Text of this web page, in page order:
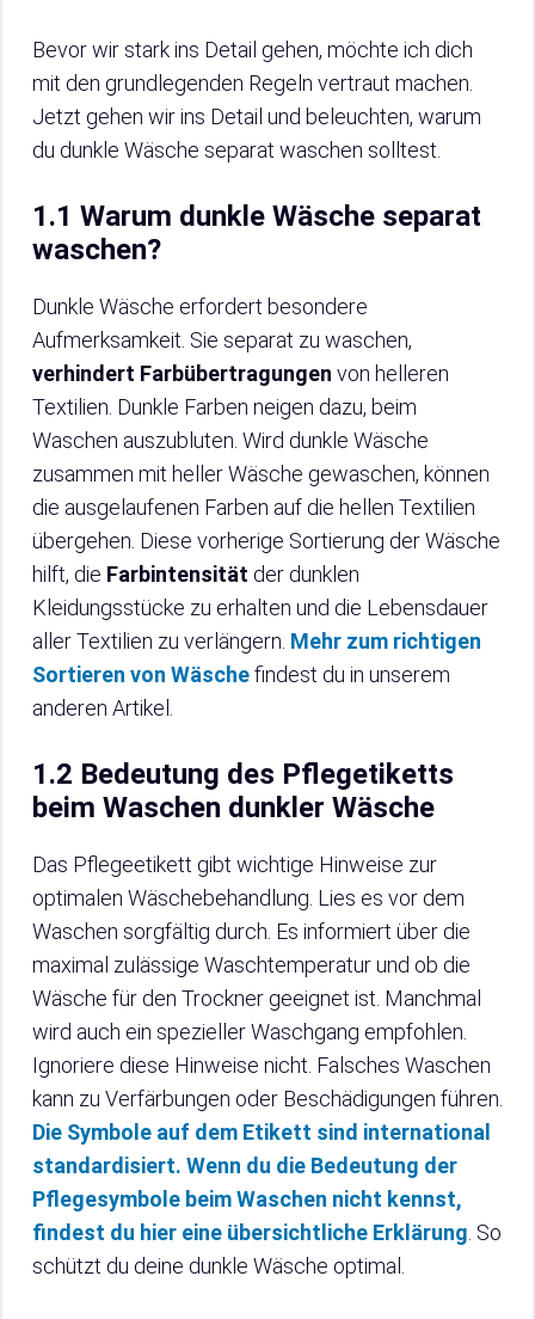
Bevor wir stark ins Detail gehen, möchte ich dich
mit den grundlegenden Regeln vertraut machen.
Jetzt gehen wir ins Detail und beleuchten, warum
du dunkle Wäsche separat waschen solltest.
1.1 Warum dunkle Wäsche separat
waschen?
Dunkle Wäsche erfordert besondere
Aufmerksamkeit. Sie separat zu waschen,
verhindert Farbübertragungen von helleren
Textilien. Dunkle Farben neigen dazu, beim
Waschen auszubluten. Wird dunkle Wäsche
zusammen mit heller Wäsche gewaschen, können
die ausgelaufenen Farben auf die hellen Textilien
übergehen. Diese vorherige Sortierung der Wäsche
hilft, die Farbintensität der dunklen
Kleidungsstücke zu erhalten und die Lebensdauer
aller Textilien zu verlängern. Mehr zum richtigen
Sortieren von Wäschefindest du in unserem
anderen Artikel.
1.2 Bedeutung des Pflegetiketts
beim Waschen dunkler Wäsche
Das Pflegeetikett gibt wichtige Hinweise zur
optimalen Wäschebehandlung. Lies es vor dem
Waschen sorgfältig durch. Es informiert über die
maximal zulässige Waschtemperatur und ob die
Wäsche für den Trockner geeignet ist. Manchmal
wird auch ein spezieller Waschgang empfohlen.
Ignoriere diese Hinweise nicht. Falsches Waschen
kann zu Verfärbungen oder Beschädigungen führen.
Die Symbole auf dem Etikett sind international
standardisiert. Wenn du die Bedeutung der
Pflegesymbole beim Waschen nicht kennst,
findest du hier eine übersichtliche Erklärung . So
schützt du deine dunkle Wäsche optimal.